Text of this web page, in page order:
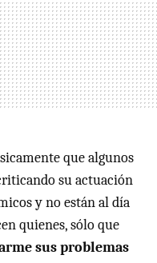
que algunos
su actuación
y no están al día
quienes, sólo que
sus problemas